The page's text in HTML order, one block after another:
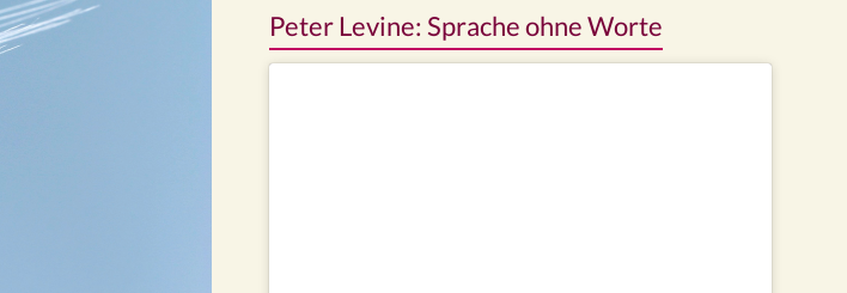
Peter Levine: Sprache ohne Worte